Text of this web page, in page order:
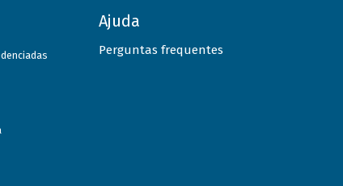
Ajuda
Perguntas frequentes